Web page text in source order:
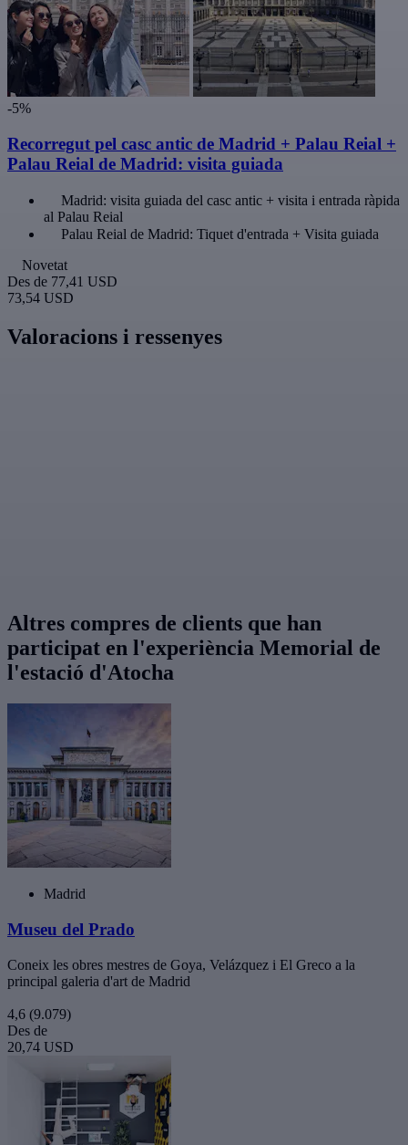
-5%
Recorregut pel casc antic de Madrid + Palau Reial +
Palau Reial de Madrid: visita guiada
Madrid: visita guiada del casc antic + visita i entrada ràpida
al Palau Reial
Palau Reial de Madrid: Tiquet d'entrada + Visita guiada
Novetat
Des de 77,41 USD
73,54 USD
Valoracions i ressenyes
Altres compres de clients que han
participat en l'experiència Memorial de
l'estació d'Atocha
Madrid
Museu del Prado
Coneix les obres mestres de Goya, Velázquez i El Greco a la
principal galeria d'art de Madrid
4,6 (9.079)
Des de
20,74 USD